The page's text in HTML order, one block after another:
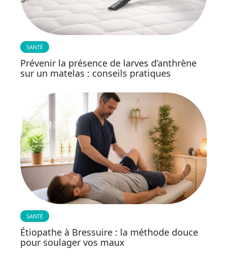
SANTÉ
Prévenir la présence de larves d’anthrène
sur un matelas : conseils pratiques
SANTÉ
Étiopathe à Bressuire : la méthode douce
pour soulager vos maux